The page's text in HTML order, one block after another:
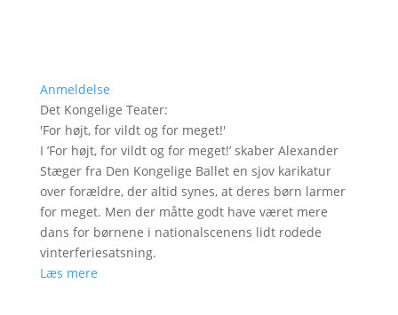
Anmeldelse
Det Kongelige Teater:
'For højt, for vildt og for meget!'
I ’For højt, for vildt og for meget!’ skaber Alexander
Stæger fra Den Kongelige Ballet en sjov karikatur
over forældre, der altid synes, at deres børn larmer
for meget. Men der måtte godt have været mere
dans for børnene i nationalscenens lidt rodede
vinterferiesatsning.
Læs mere